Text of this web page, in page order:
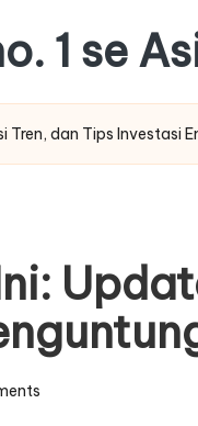
1 se
Tren, dan Tips Investasi